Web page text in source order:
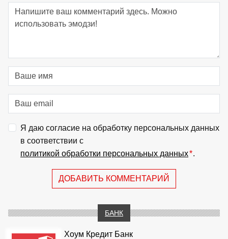
Я даю согласие на обработку персональных данных
в соответствии с
политикой обработки персональных данных*.
ДОБАВИТЬ КОММЕНТАРИЙ
БАНК
Хоум Кредит Банк